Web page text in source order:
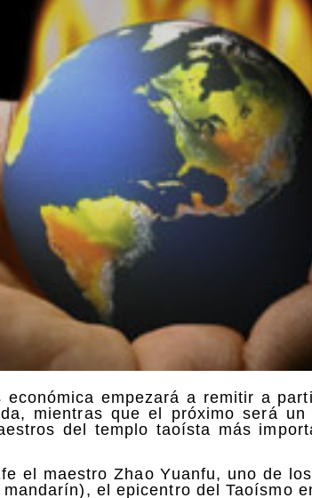
empezará a remitir a
mientras que el próximo será
del templo taoísta más
el maestro Zhao Yuanfu, uno de
el epicentro del Taoísmo